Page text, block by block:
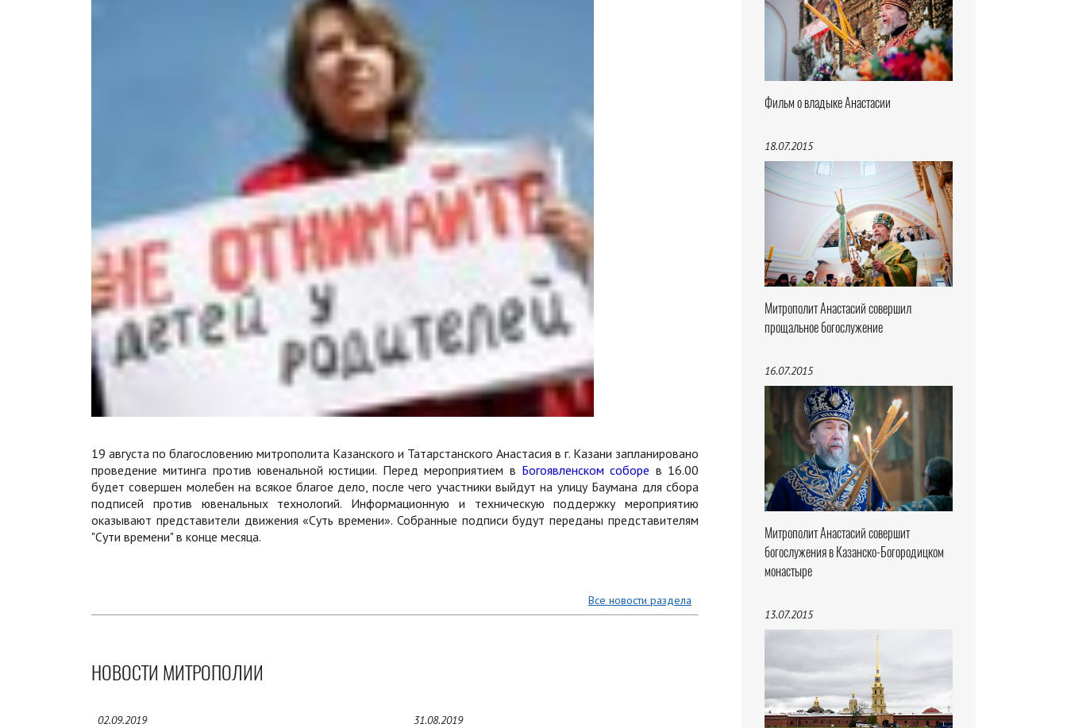
Фильм о владыке Анастасии
18.07.2015
Митрополит Анастасий совершил
прощальное богослужение
16.07.2015
Митрополит Анастасий совершит
богослужения в Казанско-Богородицком
монастыре
13.07.2015
19 августа по благословению митрополита Казанского и Татарстанского Анастасия в г. Казани запланировано
проведение митинга против ювенальной юстиции. Перед мероприятием в Богоявленском соборе в 16.00
будет совершен молебен на всякое благое дело, после чего участники выйдут на улицу Баумана для сбора
подписей против ювенальных технологий. Информационную и техническую поддержку мероприятию
оказывают представители движения «Суть времени». Собранные подписи будут переданы представителям
"Сути времени" в конце месяца.
Все новости раздела
НОВОСТИ МИТРОПОЛИИ
02.09.2019 31.08.2019